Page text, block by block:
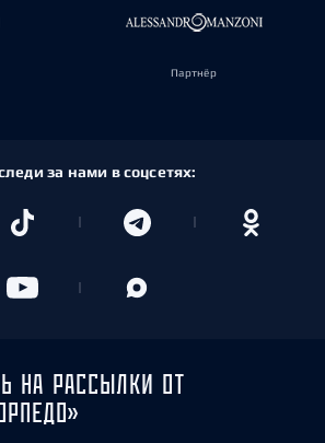
Партнёр
за нами в соцсетях:
НА РАССЫЛКИ ОТ